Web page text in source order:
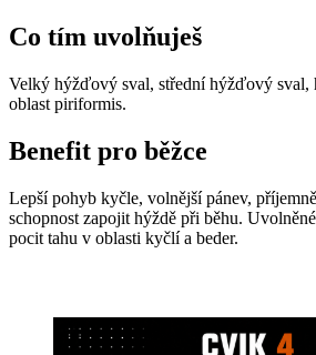
Co tím uvolňuješ
Velký hýžďový sval, střední hýžďový sval,
oblast piriformis.
Benefit pro běžce
Lepší pohyb kyčle, volnější pánev,
schopnost zapojit hýždě při běhu.
pocit tahu v oblasti kyčlí a beder.